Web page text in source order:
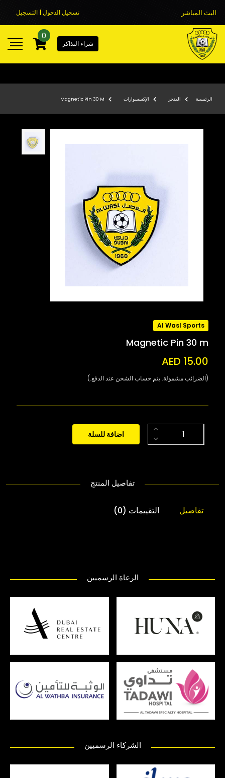
البث المباشر تسجيل الدخول | التسجيل
شراء التذاكر
0
الرئيسية المتجر الإكسسوارات Magnetic Pin 30 M
Al Wasl Sports
Magnetic Pin 30 m
AED 15.00
(الضرائب مشمولة. يتم حساب الشحن عند الدفع.)
اضافة للسلة
تفاصيل المنتج
تفاصيل التقييمات (0)
الرعاة الرسميين
الشركاء الرسميين